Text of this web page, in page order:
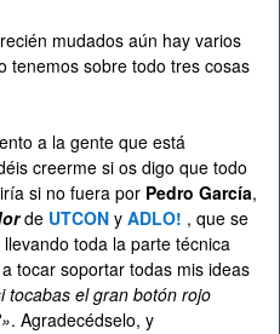
mudados aún hay varios
tenemos sobre todo tres cosas
a la gente que está
creerme si os digo que todo
si no fuera por Pedro García,
de UTCON y ADLO! , que se
toda la parte técnica
tocar soportar todas mis ideas
tocabas el gran botón rojo
. Agradecédselo, y